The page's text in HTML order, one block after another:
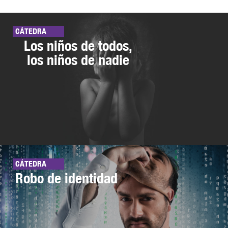
CÁTEDRA
Los niños de todos,
los niños de nadie
CÁTEDRA
Robo de identidad